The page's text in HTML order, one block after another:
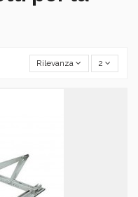
Rilevanza 2